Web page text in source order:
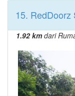
15.
1.92 kmdari